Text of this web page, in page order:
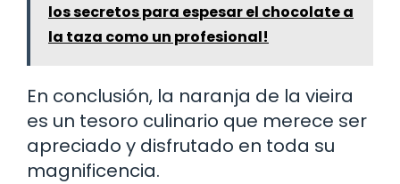
los secretos para espesar el chocolate a
la taza como un profesional!
En conclusión, la naranja de la vieira
es un tesoro culinario que merece ser
apreciado y disfrutado en toda su
magnificencia.